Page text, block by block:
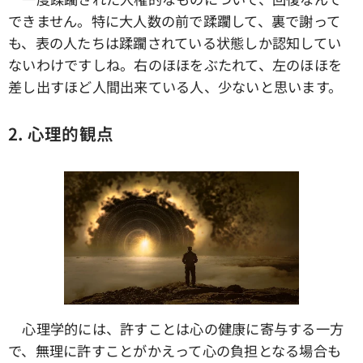
できません。特に大人数の前で蹂躙して、裏で謝って
も、表の人たちは蹂躙されている状態しか認知してい
ないわけですしね。右のほほをぶたれて、左のほほを
差し出すほど人間出来ている人、少ないと思います。
2. 心理的観点
心理学的には、許すことは心の健康に寄与する一方
で、無理に許すことがかえって心の負担となる場合も